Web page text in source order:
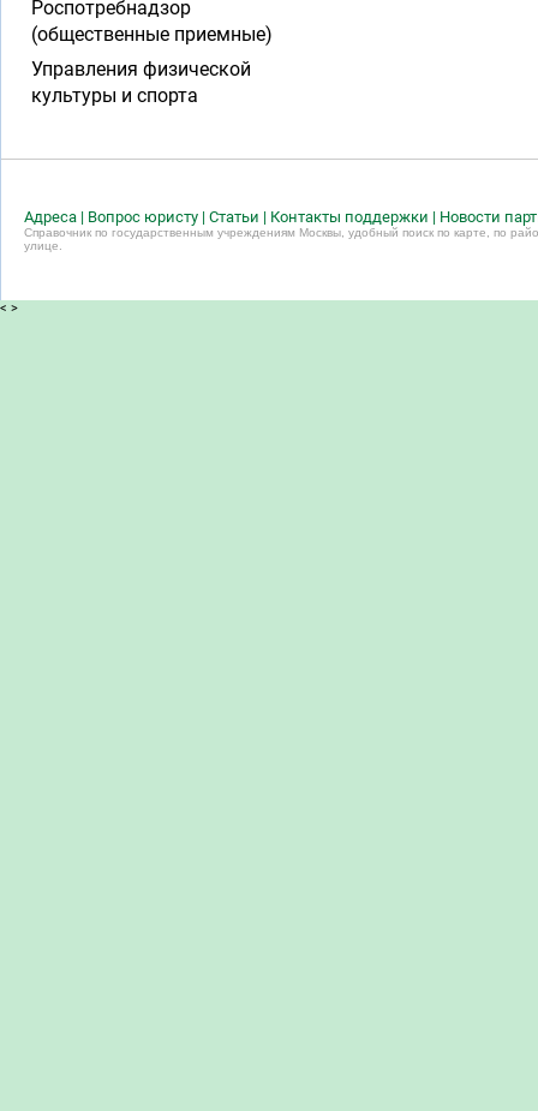
Роспотребнадзор
(общественные приемные)
Управления физической
культуры и спорта
Адреса | Вопрос юристу | Статьи | Контакты поддержки | Новости
Справочник по государственным учреждениям Москвы, удобный поиск по карте, по
улице.
< >